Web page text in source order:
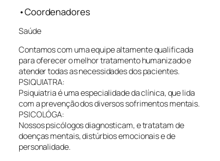
•Coordenadores
Saúde
Contamos com uma equipe altamente qualificada
para oferecer o melhor tratamento humanizado e
atender todas as necessidades dos pacientes.
PSIQUIATRA:
Psiquiatria é uma especialidade da clínica, que lida
com a prevenção dos diversos sofrimentos mentais.
PSICOLÓGA:
Nossos psicólogos diagnosticam, e tratatam de
doenças mentais, distúrbios emocionais e de
personalidade.